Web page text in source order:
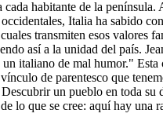
habitante de la península.
Italia ha sabido
transmiten esos valores
así a la unidad del país.
italiano de mal humor." Esta
de parentesco que
un pueblo en toda su
lo que se cree: aquí hay una